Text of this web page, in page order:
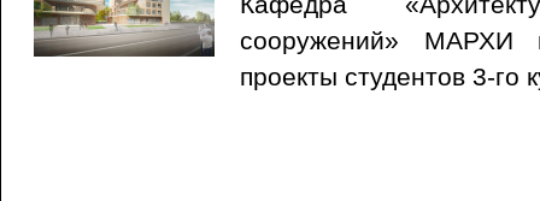
сооружений» МАРХИ
проекты студентов 3-го